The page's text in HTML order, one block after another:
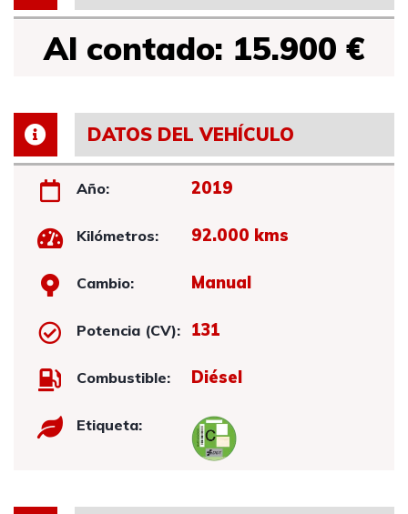
Al contado: 15.900 €
DATOS DEL VEHÍCULO
Año: 2019
Kilómetros: 92.000 kms
Cambio: Manual
Potencia (CV): 131
Combustible: Diésel
Etiqueta: